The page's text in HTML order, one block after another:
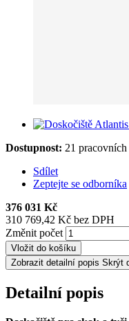
Dostupnost: 21
Sdílet
Zeptejte se odborníka
376 031 Kč
310 769,42 Kč bez DPH
Změnit počet
Vložit do košíku
Zobrazit detailní popis Skrýt
Detailní popis